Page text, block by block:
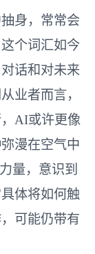
身，常常会
个词汇如今
话和对未来
业者而言，
AI或许更像
漫在空气中
量，意识到
体将如何触
可能仍带有